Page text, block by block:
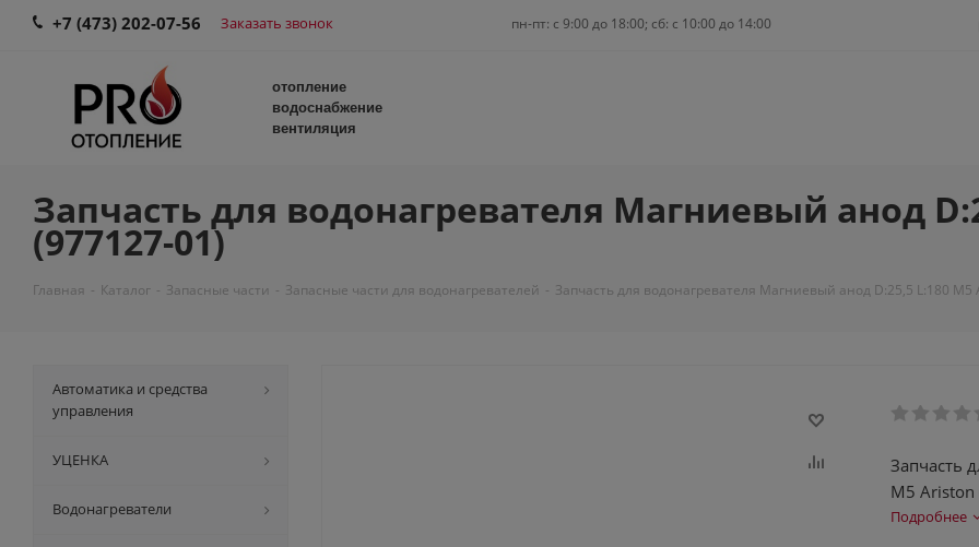
+7 (473) 202-07-56 Заказать звонок пн-пт: c 9:00 до 18:00; сб: с 10:00 до 14:00
отопление
водоснабжение
вентиляция
Запчасть для водонагревателя Магниевый анод
(977127-01)
Главная - Каталог - Запасные части - Запасные части для водонагревателей - Запчасть для водонагревателя Магниевый анод D:25,5 L:180 M5
Запчасть
M5 Ariston
Подробнее
Автоматика и средства
управления
УЦЕНКА
Водонагреватели